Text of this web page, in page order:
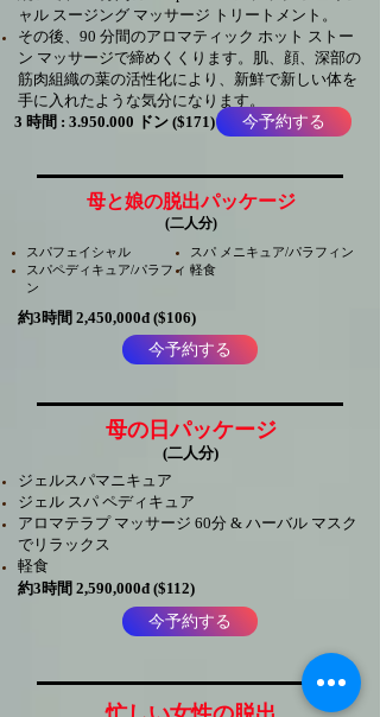
ャル スージング マッサージ トリートメント。
その後、90 分間のアロマティック ホット ストー
ン マッサージで締めくくります。肌、顔、深部の
筋肉組織の葉の活性化により、新鮮で新しい体を
手に入れたような気分になります。
3 時間 : 3.950.000 ドン ($171) 今予約する
母と娘の脱出パッケージ
(二人分)
スパフェイシャル
スパペディキュア/パラフィ
ン
スパ メニキュア/パラフィン
軽食
約3時間 2,450,000đ ($106)
今予約する
母の日パッケージ
(二人分)
ジェルスパマニキュア
ジェル スパ ペディキュア
アロマテラプ マッサージ 60分 & ハーバル マスク
でリラックス
軽食
約3時間 2,590,000đ ($112)
今予約する